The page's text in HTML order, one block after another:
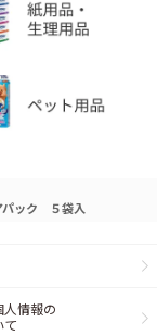
パック ５袋入
人情報の
て